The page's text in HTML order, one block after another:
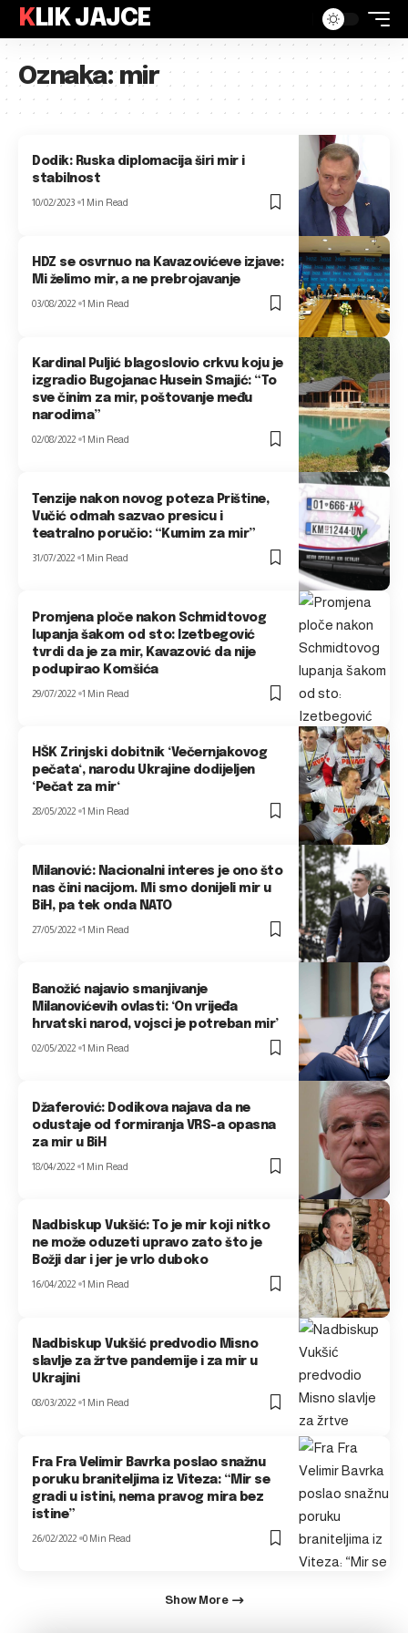
KLIK JAJCE
Oznaka:mir
Dodik: Ruska diplomacija širi mir i
stabilnost
10/02/2023 1 Min Read
HDZ se osvrnuo na Kavazovićeve izjave:
Mi želimo mir, a ne prebrojavanje
03/08/2022 1 Min Read
Kardinal Puljić blagoslovio crkvu koju je
izgradio Bugojanac Husein Smajić: “To
sve činim za mir, poštovanje među
narodima”
02/08/2022 1 Min Read
Tenzije nakon novog poteza Prištine,
Vučić odmah sazvao presicu i
teatralno poručio: “Kumim za mir”
31/07/2022 1 Min Read
Promjena ploče nakon Schmidtovog
lupanja šakom od sto: Izetbegović
tvrdi da je za mir, Kavazović da nije
podupirao Komšića
29/07/2022 1 Min Read
HŠK Zrinjski dobitnik ‘Večernjakovog
pečata‘, narodu Ukrajine dodijeljen
‘Pečat za mir‘
28/05/2022 1 Min Read
Milanović: Nacionalni interes je ono što
nas čini nacijom. Mi smo donijeli mir u
BiH, pa tek onda NATO
27/05/2022 1 Min Read
Banožić najavio smanjivanje
Milanovićevih ovlasti: ‘On vrijeđa
hrvatski narod, vojsci je potreban mir’
02/05/2022 1 Min Read
Džaferović: Dodikova najava da ne
odustaje od formiranja VRS-a opasna
za mir u BiH
18/04/2022 1 Min Read
Nadbiskup Vukšić: To je mir koji nitko
ne može oduzeti upravo zato što je
Božji dar i jer je vrlo duboko
16/04/2022 1 Min Read
Nadbiskup Vukšić predvodio Misno
slavlje za žrtve pandemije i za mir u
Ukrajini
08/03/2022 1 Min Read
Fra Fra Velimir Bavrka poslao snažnu
poruku braniteljima iz Viteza: “Mir se
gradi u istini, nema pravog mira bez
istine”
26/02/2022 0 Min Read
Show More